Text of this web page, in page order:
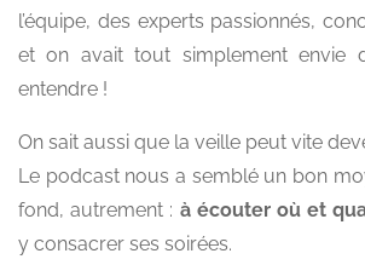
l’équipe, des experts passionnés,
et on avait tout simplement envie
entendre !
On sait aussi que la veille peut vite
Le podcast nous a semblé un bon
fond, autrement : à écouter où et
y consacrer ses soirées.